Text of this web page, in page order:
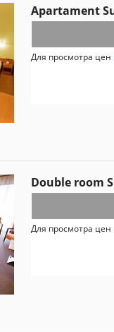
Apartament
Для просмотра цен
Double room
Для просмотра цен